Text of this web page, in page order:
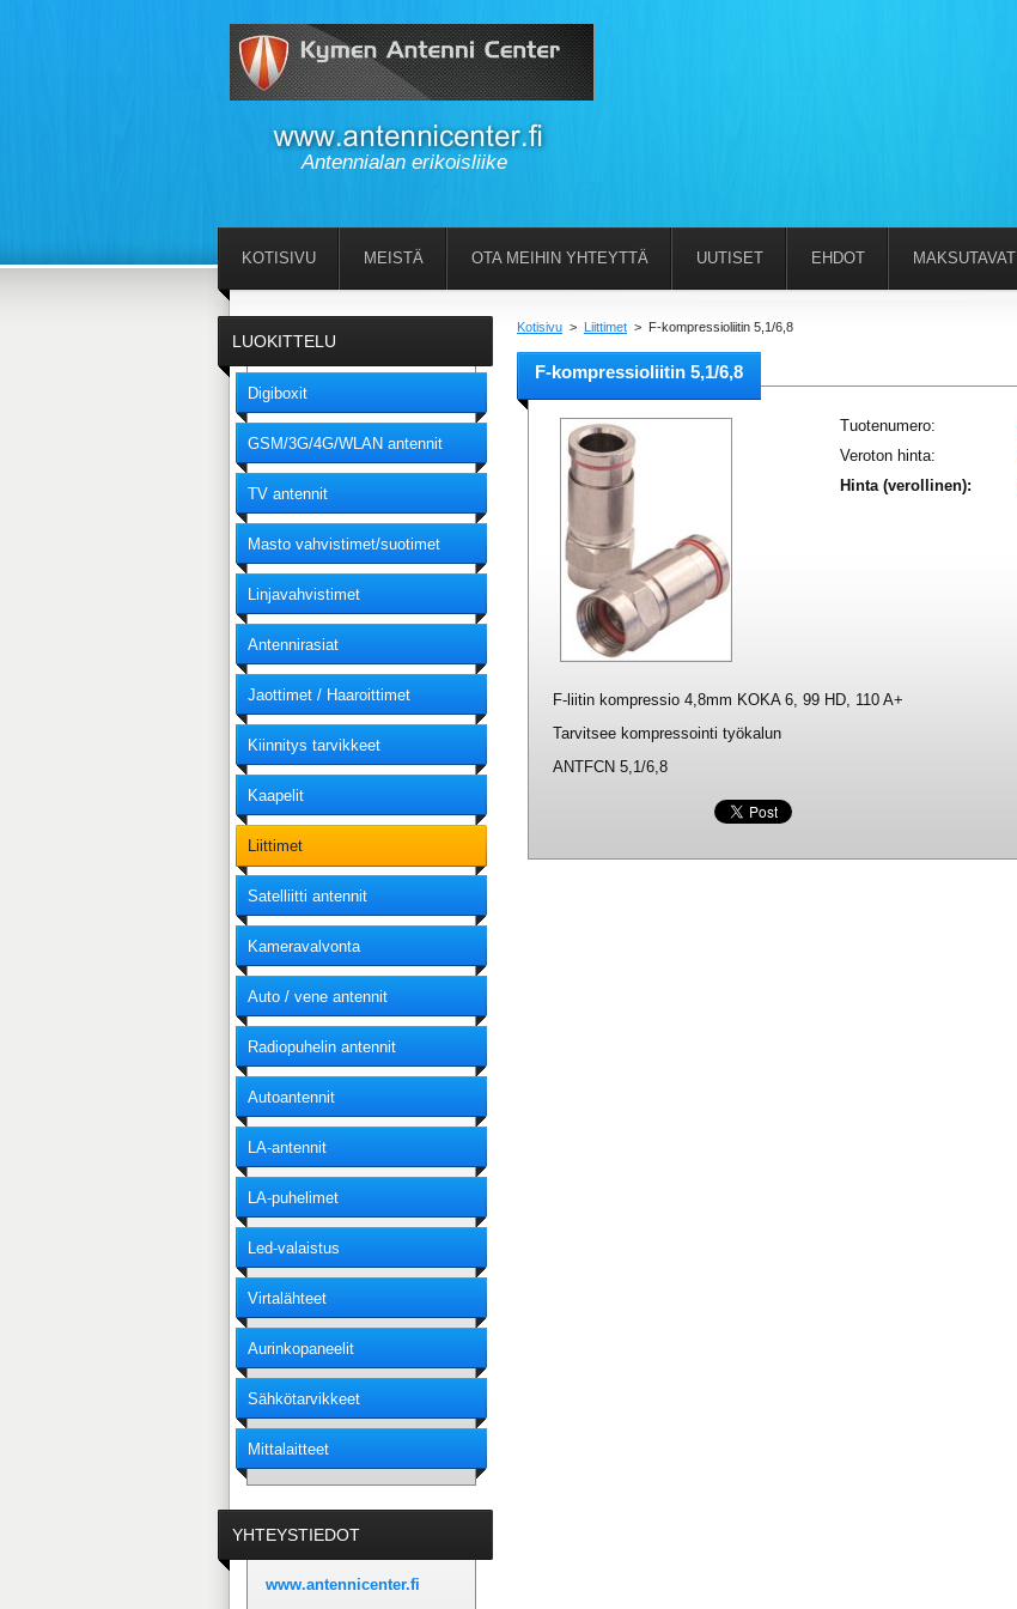
Antennialan erikoisliike
Kotisivu > Liittimet > F-kompressioliitin 5,1/6,8
F-kompressioliitin 5,1/6,8
Tuotenumero:
Veroton hinta:
Hinta (verollinen):
F-liitin kompressio 4,8mm KOKA 6, 99 HD, 110 A+
Tarvitsee kompressointi työkalun
ANTFCN 5,1/6,8
LUOKITTELU
Digiboxit
GSM/3G/4G/WLAN antennit
TV antennit
Masto vahvistimet/suotimet
Linjavahvistimet
Antennirasiat
Jaottimet / Haaroittimet
Kiinnitys tarvikkeet
Kaapelit
Liittimet
Satelliitti antennit
Kameravalvonta
Auto / vene antennit
Radiopuhelin antennit
Autoantennit
LA-antennit
LA-puhelimet
Led-valaistus
Virtalähteet
Aurinkopaneelit
Sähkötarvikkeet
Mittalaitteet
YHTEYSTIEDOT
www.antennicenter.fi
KOTISIVU MEISTÄ OTA MEIHIN YHTEYTTÄ UUTISET EHDOT MAKSUTAVAT